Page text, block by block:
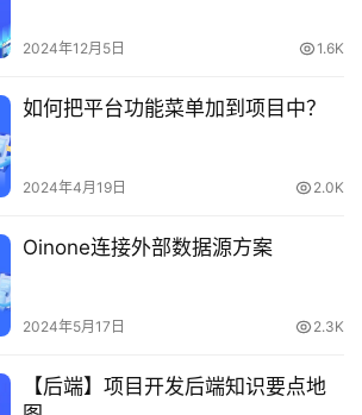
2024年12月5日 1.6K
如何把平台功能菜单加到项目中？
2024年4月19日 2.0K
Oinone连接外部数据源方案
2024年5月17日 2.3K
【后端】项目开发后端知识要点地